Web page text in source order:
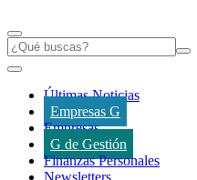
Últimas Noticias
Empresas G
Empresas
G de Gestión
Finanzas Personales
Newsletters